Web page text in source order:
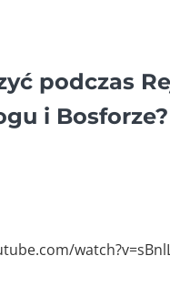
podczas
i Bosforze?